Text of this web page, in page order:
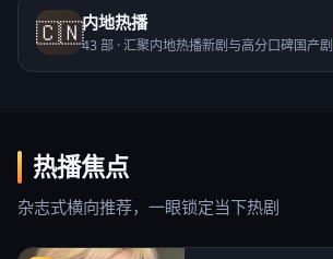
🇨🇳内地热播
43部 ·汇聚内地热播新剧与高分口碑国产剧
热播焦点
杂志式横向推荐，一眼锁定当下热剧